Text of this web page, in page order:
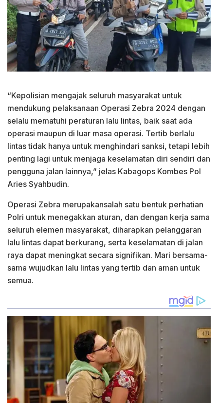
“Kepolisian mengajak seluruh masyarakat untuk
mendukung pelaksanaan Operasi Zebra 2024 dengan
selalu mematuhi peraturan lalu lintas, baik saat ada
operasi maupun di luar masa operasi. Tertib berlalu
lintas tidak hanya untuk menghindari sanksi, tetapi lebih
penting lagi untuk menjaga keselamatan diri sendiri dan
pengguna jalan lainnya,” jelas Kabagops Kombes Pol
Aries Syahbudin.
Operasi Zebra merupakansalah satu bentuk perhatian
Polri untuk menegakkan aturan, dan dengan kerja sama
seluruh elemen masyarakat, diharapkan pelanggaran
lalu lintas dapat berkurang, serta keselamatan di jalan
raya dapat meningkat secara signifikan. Mari bersama-
sama wujudkan lalu lintas yang tertib dan aman untuk
semua.